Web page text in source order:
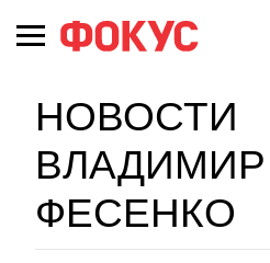
НОВОСТИ
ВЛАДИМИР
ФЕСЕНКО